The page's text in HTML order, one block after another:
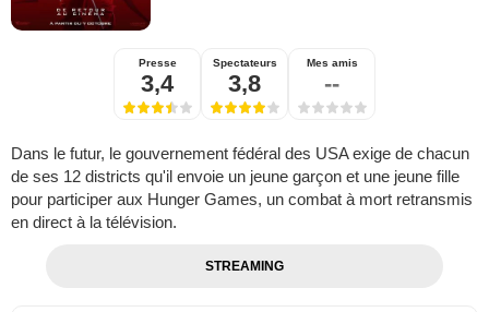
Presse
3,4
Spectateurs
3,8
Mes amis
--
Dans le futur, le gouvernement fédéral des USA exige de chacun
de ses 12 districts qu'il envoie un jeune garçon et une jeune fille
pour participer aux Hunger Games, un combat à mort retransmis
en direct à la télévision.
STREAMING